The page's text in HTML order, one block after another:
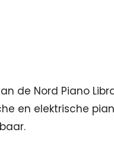
de Nord Piano
en elektrische